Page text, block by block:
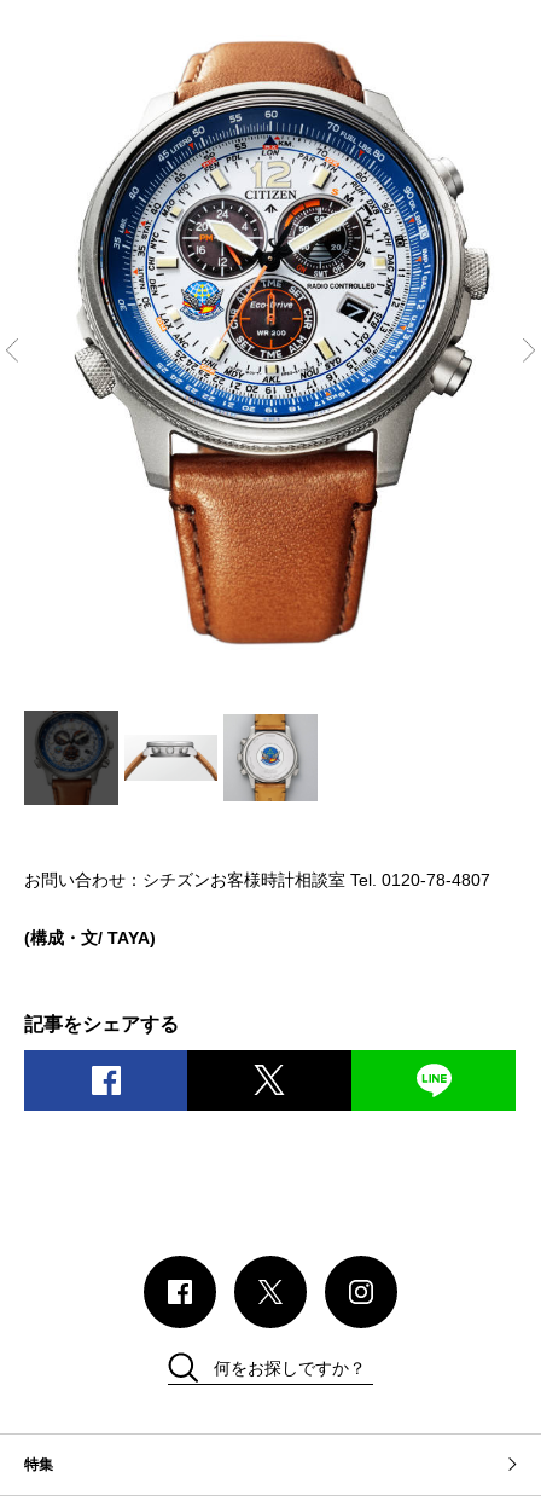
お問い合わせ：シチズンお客様時計相談室 Tel. 0120-78-4807
(構成・文/ TAYA)
記事をシェアする
特集
何をお探しですか？